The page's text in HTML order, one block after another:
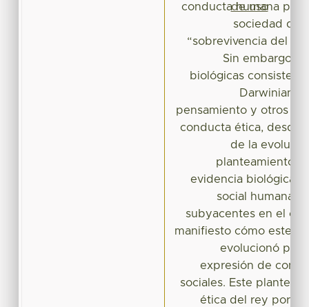
conducta humana
sociedad
“sobrevivencia del
Sin embargo,
biológicas
Darwiniana,
pensamiento y otros
conducta ética, desde
de la
planteamiento
evidencia biológica
social humana y
subyacentes en el
manifiesto cómo este
evolucionó
expresión de
sociales. Este
ética del rey
de uso